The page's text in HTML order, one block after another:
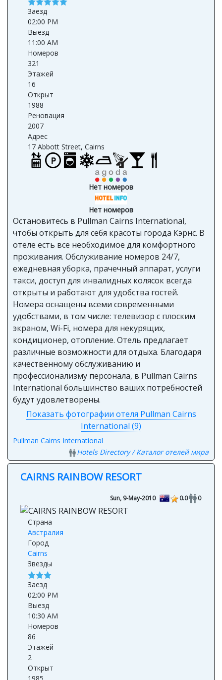
Заезд
02:00 PM
Выезд
11:00 AM
Номеров
321
Этажей
16
Открыт
1988
Реновация
2007
Адрес
17 Abbott Street, Cairns
Нет номеров
Нет номеров
Остановитесь в Pullman Cairns International,
чтобы открыть для себя красоты города Кэрнс. В
отеле есть все необходимое для комфортного
проживания. Обслуживание номеров 24/7,
ежедневная уборка, прачечный аппарат, услуги
такси, доступ для инвалидных колясок всегда
открыты и работают для удобства гостей.
Номера оснащены всеми современными
удобствами, в том числе: телевизор с плоским
экраном, Wi-Fi, номера для некурящих,
кондиционер, отопление. Отель предлагает
различные возможности для отдыха. Благодаря
качественному обслуживанию и
профессионализму персонала, в Pullman Cairns
International большинство ваших потребностей
будут удовлетворены.
Показать фотографии отеля Pullman Cairns
International (9)
Pullman Cairns International
Hotels Directory / Каталог отелей мира
CAIRNS RAINBOW RESORT
Sun, 9-May-2010 0.0 0
Страна
Австралия
Город
Cairns
Звезды
Заезд
02:00 PM
Выезд
10:30 AM
Номеров
86
Этажей
2
Открыт